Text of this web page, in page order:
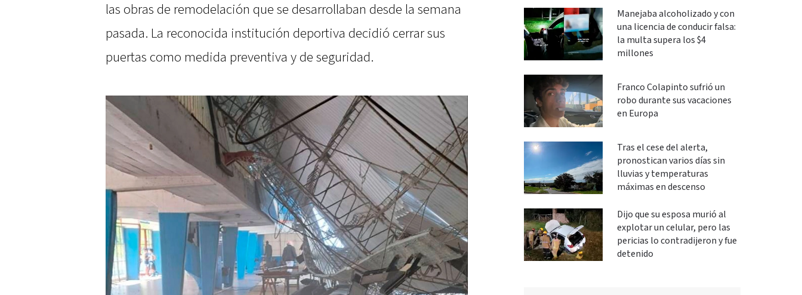
las obras de remodelación que se desarrollaban desde la semana
pasada. La reconocida institución deportiva decidió cerrar sus
puertas como medida preventiva y de seguridad.
Manejaba alcoholizado y con
una licencia de conducir falsa:
la multa supera los $4
millones
Franco Colapinto sufrió un
robo durante sus vacaciones
en Europa
Tras el cese del alerta,
pronostican varios días sin
lluvias y temperaturas
máximas en descenso
Dijo que su esposa murió al
explotar un celular, pero las
pericias lo contradijeron y fue
detenido